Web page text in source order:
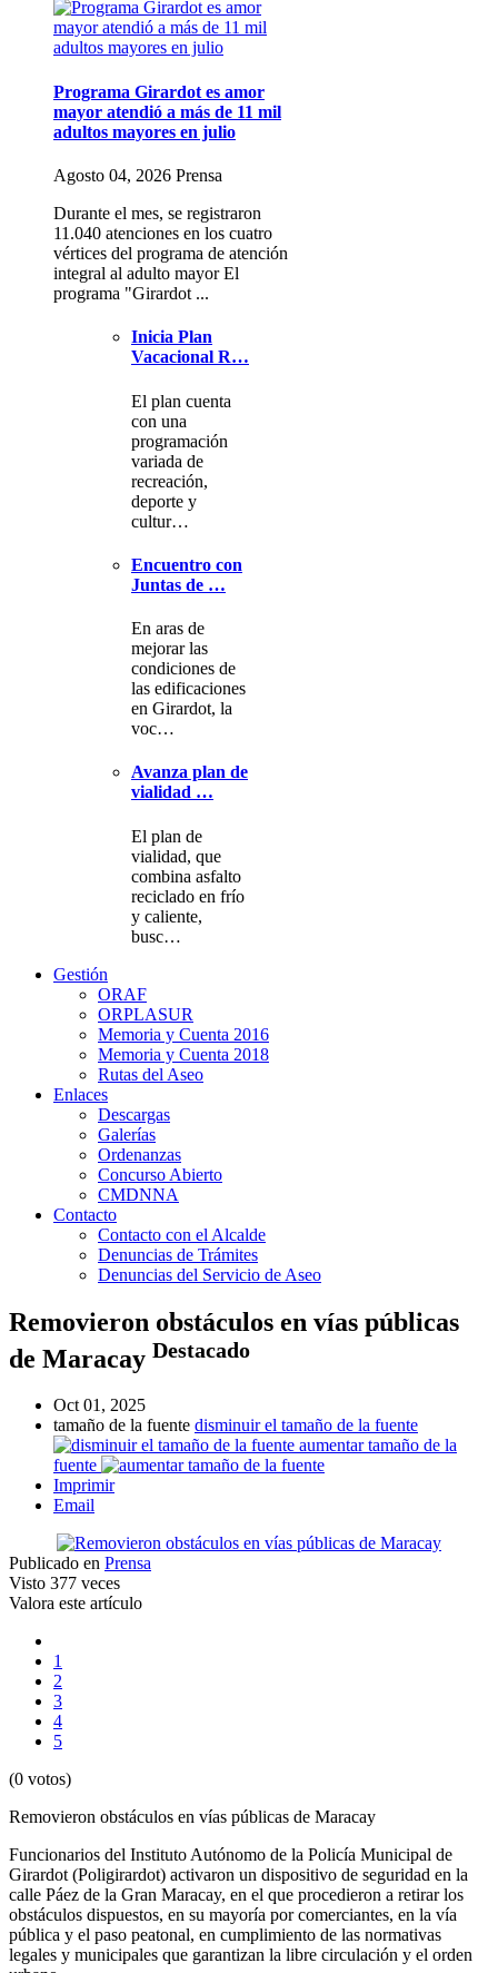
Programa Girardot es amor
mayor atendió a más de 11 mil
adultos mayores en julio
Agosto 04, 2026 Prensa
Durante el mes, se registraron
11.040 atenciones en los cuatro
vértices del programa de atención
integral al adulto mayor El
programa "Girardot ...
Inicia Plan
Vacacional R…
El plan cuenta
con una
programación
variada de
recreación,
deporte y
cultur…
Encuentro con
Juntas de …
En aras de
mejorar las
condiciones de
las edificaciones
en Girardot, la
voc…
Avanza plan de
vialidad …
El plan de
vialidad, que
combina asfalto
reciclado en frío
y caliente,
busc…
Gestión
ORAF
ORPLASUR
Memoria y Cuenta 2016
Memoria y Cuenta 2018
Rutas del Aseo
Enlaces
Descargas
Galerías
Ordenanzas
Concurso Abierto
CMDNNA
Contacto
Contacto con el Alcalde
Denuncias de Trámites
Denuncias del Servicio de Aseo
Removieron obstáculos en vías públicas
de Maracay Destacado
Oct 01, 2025
tamaño de la fuente disminuir el tamaño de la fuente
aumentar tamaño de la
fuente
Imprimir
Email
Publicado en Prensa
Visto 377 veces
Valora este artículo
1
2
3
4
5
(0 votos)
Removieron obstáculos en vías públicas de Maracay
Funcionarios del Instituto Autónomo de la Policía Municipal de
Girardot (Poligirardot) activaron un dispositivo de seguridad en la
calle Páez de la Gran Maracay, en el que procedieron a retirar los
obstáculos dispuestos, en su mayoría por comerciantes, en la vía
pública y el paso peatonal, en cumplimiento de las normativas
legales y municipales que garantizan la libre circulación y el orden